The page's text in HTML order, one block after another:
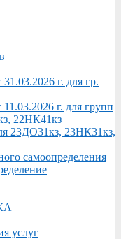
г. для гр.
г. для групп
22НК41кз
23ДО31кз, 23НК31кз,
самоопределения
услуг